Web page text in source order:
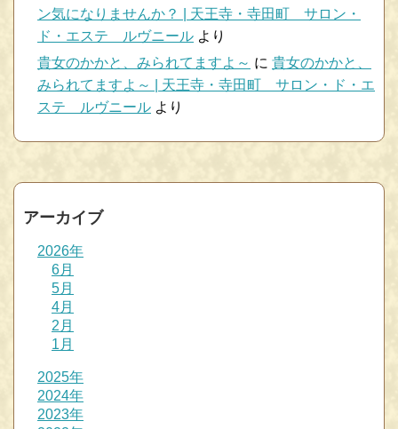
ン気になりませんか？ | 天王寺・寺田町 サロン・
ド・エステ ルヴニール より
貴女のかかと、みられてますよ～ に 貴女のかかと、
みられてますよ～ | 天王寺・寺田町 サロン・ド・エ
ステ ルヴニール より
アーカイブ
2026年
6月
5月
4月
2月
1月
2025年
2024年
2023年